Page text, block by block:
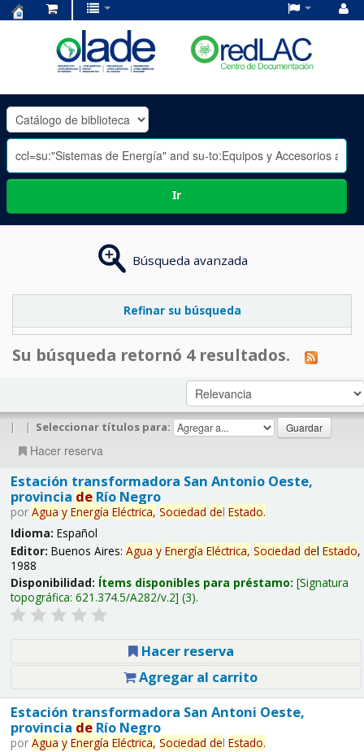
OLADE
-
Ir
Búsqueda avanzada
Refinar su búsqueda
Su búsqueda retornó 4 resultados.
| | Seleccionar títulos para:
Hacer reserva
Estación transformadora San Antonio Oeste,
provincia deRío Negro
por Agua y Energía Eléctrica, Sociedad del Estado.
Idioma: Español
Editor: Buenos Aires: Agua y Energía Eléctrica, Sociedad del Estado,
1988
Disponibilidad: Ítems disponibles para préstamo: Signatura
topográfica: 621.374.5/A282/v.2 (3).
Hacer reserva
Agregar al carrito
Estación transformadora San Antoni Oeste,
provincia deRío Negro
por Agua y Energía Eléctrica, Sociedad del Estado.